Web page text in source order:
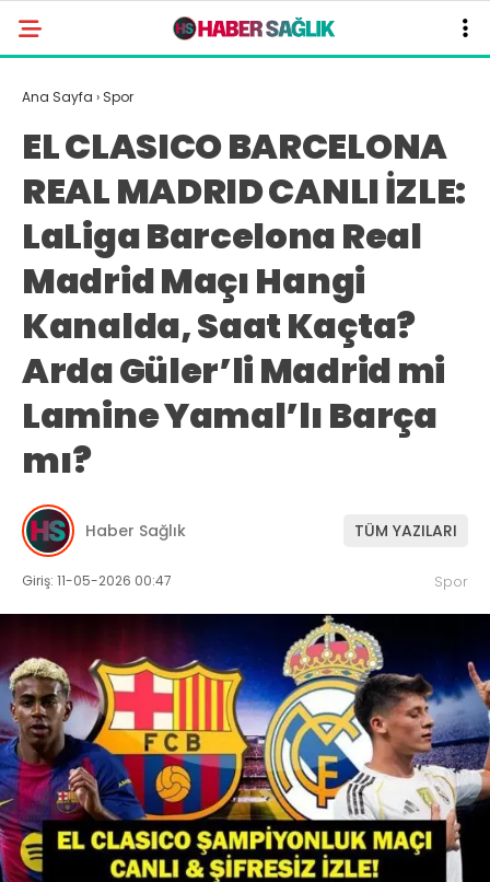
Ana Sayfa › Spor
EL CLASICO BARCELONA
REAL MADRID CANLI İZLE:
LaLiga Barcelona Real
Madrid Maçı Hangi
Kanalda, Saat Kaçta?
Arda Güler’li Madrid mi
Lamine Yamal’lı Barça
mı?
Haber Sağlık TÜM YAZILARI
Giriş: 11-05-2026 00:47 Spor